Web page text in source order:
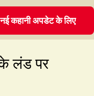
कहानी अपडेट के लिए
लंड पर